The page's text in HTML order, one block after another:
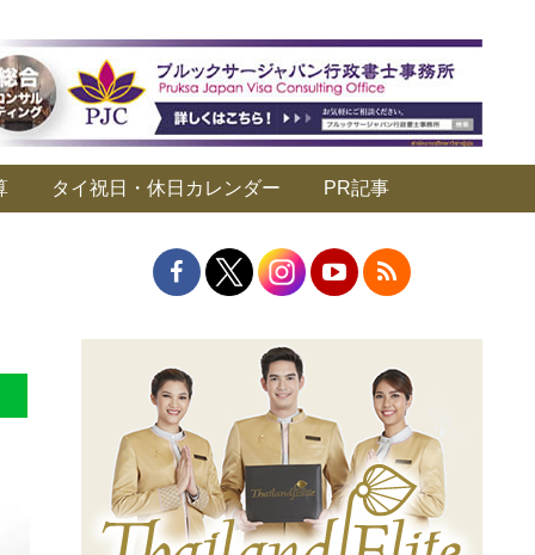
タイ祝日・休日カレンダー PR記事